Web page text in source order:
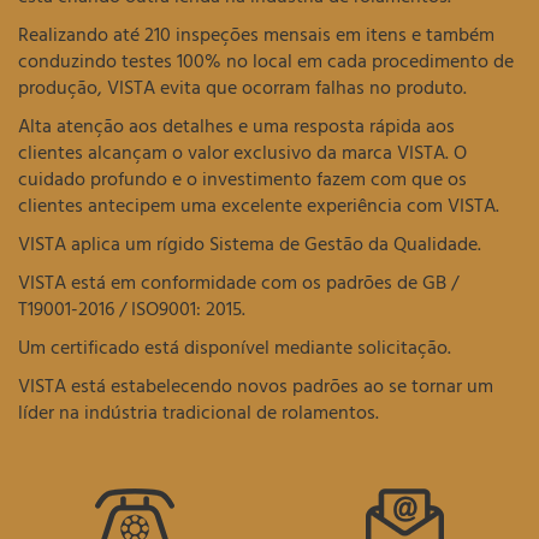
Realizando até 210 inspeções mensais em itens e também
conduzindo testes 100% no local em cada procedimento de
produção, VISTA evita que ocorram falhas no produto.
Alta atenção aos detalhes e uma resposta rápida aos
clientes alcançam o valor exclusivo da marca VISTA. O
cuidado profundo e o investimento fazem com que os
clientes antecipem uma excelente experiência com VISTA.
VISTA aplica um rígido Sistema de Gestão da Qualidade.
VISTA está em conformidade com os padrões de GB /
T19001-2016 / ISO9001: 2015.
Um certificado está disponível mediante solicitação.
VISTA está estabelecendo novos padrões ao se tornar um
líder na indústria tradicional de rolamentos.